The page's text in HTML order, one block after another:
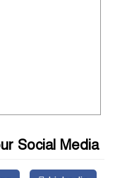
Social Media